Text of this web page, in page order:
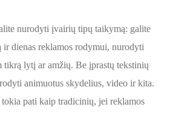
nurodyti įvairių tipų taikymą: galite
dienas reklamos rodymui, nurodyti
tikrą lytį ar amžių. Be įprastų tekstinių
animuotus skydelius, video ir kita.
pati kaip tradicinių, jei reklamos